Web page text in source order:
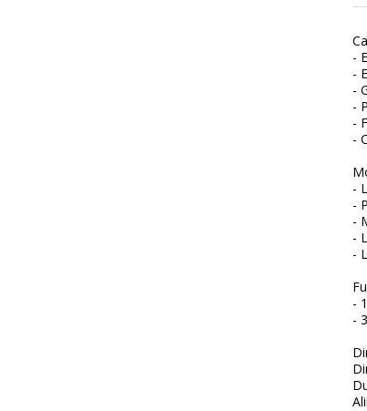
-
-
-
-
-
-
-
-
-
-
-
-
-